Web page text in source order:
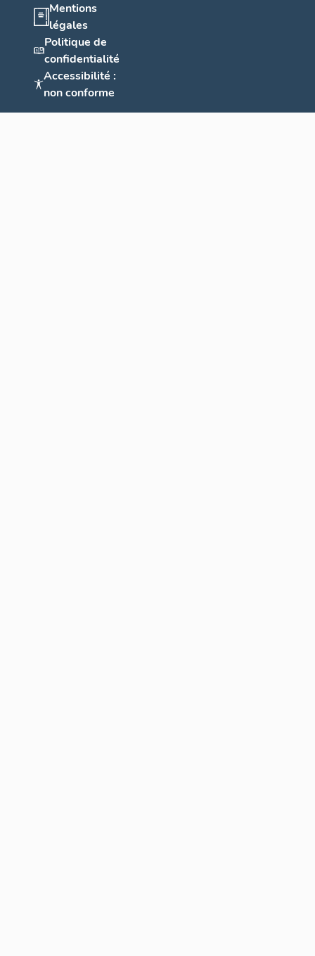
Mentions
légales
Politique de
confidentialité
Accessibilité :
non conforme